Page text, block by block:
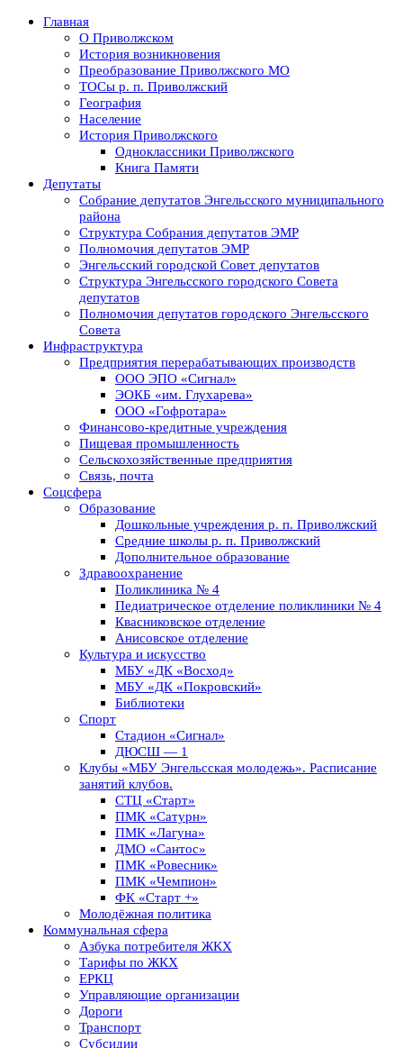
Главная
О Приволжском
История возникновения
Преобразование Приволжского МО
ТОСы р. п. Приволжский
География
Население
История Приволжского
Одноклассники Приволжского
Книга Памяти
Депутаты
Собрание депутатов Энгельсского муниципального
района
Структура Собрания депутатов ЭМР
Полномочия депутатов ЭМР
Энгельсский городской Совет депутатов
Структура Энгельсского городского Совета
депутатов
Полномочия депутатов городского Энгельсского
Совета
Инфраструктура
Предприятия перерабатывающих производств
ООО ЭПО «Сигнал»
ЭОКБ «им. Глухарева»
ООО «Гофротара»
Финансово-кредитные учреждения
Пищевая промышленность
Сельскохозяйственные предприятия
Связь, почта
Соцсфера
Образование
Дошкольные учреждения р. п. Приволжский
Средние школы р. п. Приволжский
Дополнительное образование
Здравоохранение
Поликлиника № 4
Педиатрическое отделение поликлиники № 4
Квасниковское отделение
Анисовское отделение
Культура и искусство
МБУ «ДК «Восход»
МБУ «ДК «Покровский»
Библиотеки
Спорт
Стадион «Сигнал»
ДЮСШ — 1
Клубы «МБУ Энгельсская молодежь». Расписание
занятий клубов.
СТЦ «Старт»
ПМК «Сатурн»
ПМК «Лагуна»
ДМО «Сантос»
ПМК «Ровесник»
ПМК «Чемпион»
ФК «Старт +»
Молодёжная политика
Коммунальная сфера
Азбука потребителя ЖКХ
Тарифы по ЖКХ
ЕРКЦ
Управляющие организации
Дороги
Транспорт
Субсидии